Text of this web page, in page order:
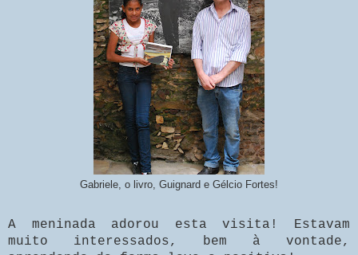
Gabriele, o livro, Guignard e Gélcio Fortes!
A meninada adorou esta visita! Estavam
muito interessados, bem à vontade,